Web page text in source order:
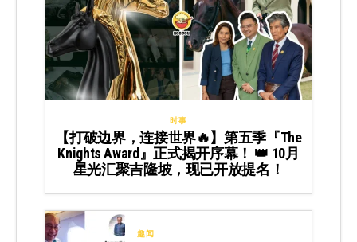
时事
【打破边界，连接世界🔥】第五季『The
Knights Award』正式揭开序幕！ 👑 10月
星光汇聚吉隆坡，现已开放提名！
趣闻